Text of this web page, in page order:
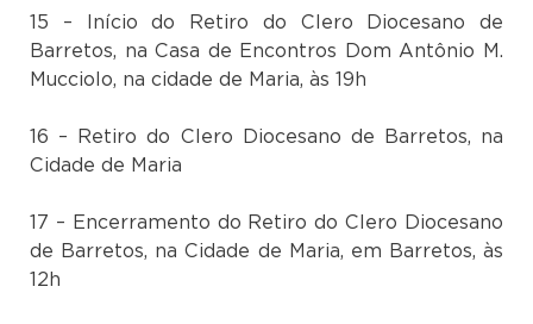
15 – Início do Retiro do Clero Diocesano de
Barretos, na Casa de Encontros Dom Antônio M.
Mucciolo, na cidade de Maria, às 19h
16 – Retiro do Clero Diocesano de Barretos, na
Cidade de Maria
17 – Encerramento do Retiro do Clero Diocesano
de Barretos, na Cidade de Maria, em Barretos, às
12h